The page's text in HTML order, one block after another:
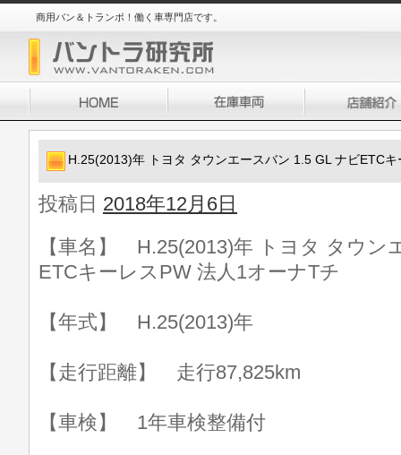
商用バン＆トランポ！働く車専門店です。
H.25(2013)年 トヨタ タウンエースバン 1.5 GL ナビETC
投稿日 2018年12月6日
【車名】 H.25(2013)年 トヨタ タウン
ETCキーレスPW 法人1オーナTチ
【年式】 H.25(2013)年
【走行距離】 走行87,825km
【車検】 1年車検整備付